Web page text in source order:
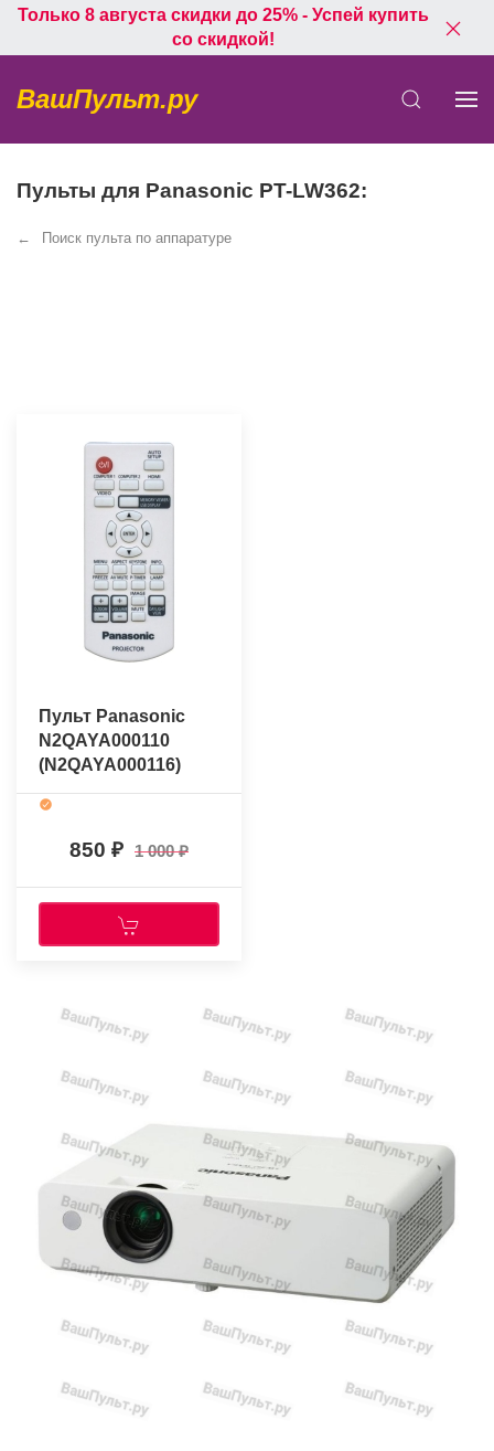
Только 8 августа скидки до 25% - Успей купить
со скидкой!
ВашПульт.ру
Пульты для Panasonic PT-LW362:
Поиск пульта по аппаратуре
Пульт Panasonic
N2QAYA000110
(N2QAYA000116)
(оригинальный)
850 1 000